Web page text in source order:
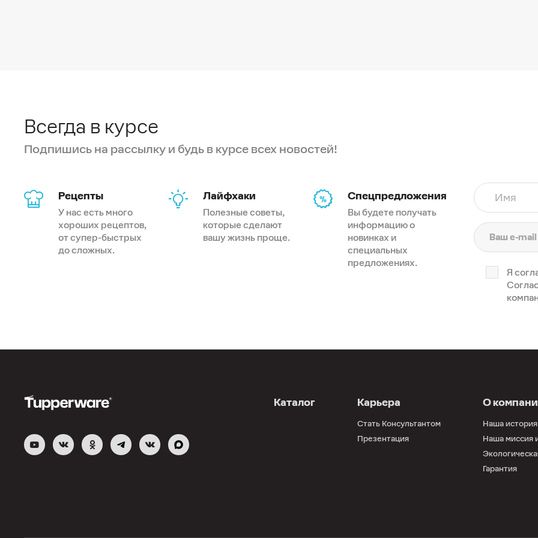
Всегда в курсе
Подпишись на рассылку и будь в курсе всех новостей!
Рецепты
У нас есть много
хороших рецептов,
от супер-быстрых
до сложных.
Лайфхаки
Полезные советы,
которые сделают
вашу жизнь проще.
Спецпредложения
Вы будете получать
информацию о
новинках и
специальных
предложениях.
Имя
Я
Каталог Карьера
Стать Консультантом
Презентация
О
Наша история
Наша миссия
Гарантия